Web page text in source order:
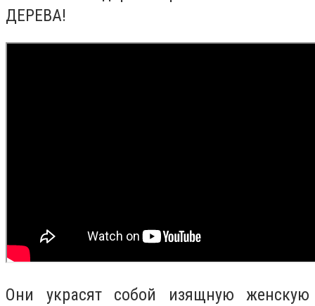
ДЕРЕВА!
Они украсят собой изящную женскую